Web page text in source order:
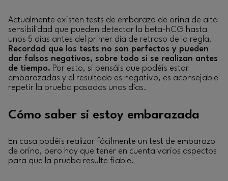
Actualmente existen tests de embarazo de orina de alta
sensibilidad que pueden detectar la beta-hCG hasta
unos 5 días antes del primer día de retraso de la regla.
Recordad que los tests no son perfectos y pueden
dar falsos negativos, sobre todo si se realizan antes
de tiempo. Por esto, si pensáis que podéis estar
embarazadas y el resultado es negativo, es aconsejable
repetir la prueba pasados unos días.
Cómo saber si estoy embarazada
En casa podéis realizar fácilmente un test de embarazo
de orina, pero hay que tener en cuenta varios aspectos
para que la prueba resulte fiable.